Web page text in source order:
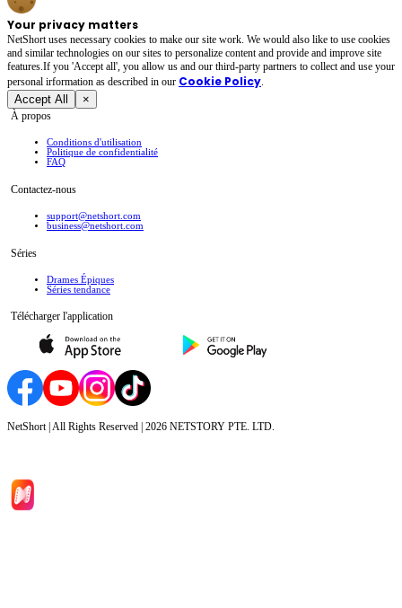
Your privacy matters
NetShort uses necessary cookies to make our site work. We would also like to use cookies
and similar technologies on our sites to personalize content and provide and improve site
features.If you 'Accept all', you allow us and our third-party partners to collect and use your
personal irformation as described in our Cookie Policy.
Accept All ×
À propos
Conditions d'utilisation
Politique de confidentialité
FAQ
Contactez-nous
support@netshort.com
business@netshort.com
Séries
Drames Épiques
Séries tendance
Télécharger l'application
NetShort | All Rights Reserved | 2026 NETSTORY PTE. LTD.